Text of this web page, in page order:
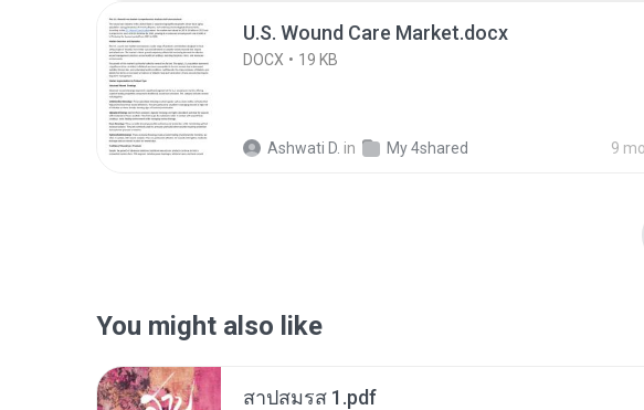
U.S. Wound Care Market.docx
DOCX 19 KB
Ashwati D. in My 4shared 9
You might also like
สาปสมรส 1.pdf